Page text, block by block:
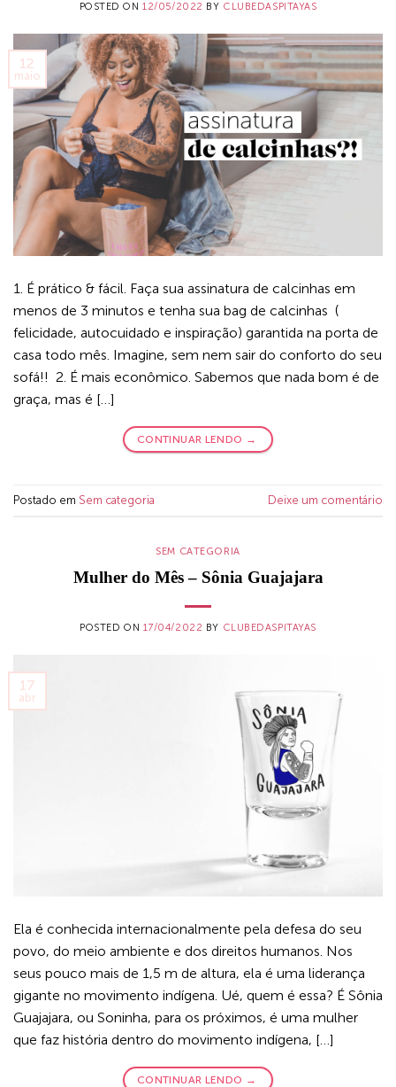
POSTED ON12/05/2022 BY CLUBEDASPITAYAS
12
maio
1. É prático & fácil. Faça sua assinatura de calcinhas em
menos de 3 minutos e tenha sua bag de calcinhas (
felicidade, autocuidado e inspiração) garantida na porta de
casa todo mês. Imagine, sem nem sair do conforto do seu
sofá!! 2. É mais econômico. Sabemos que nada bom é de
graça, mas é […]
CONTINUAR LENDO →
Postado em Sem categoria Deixe um comentário
SEM CATEGORIA
Mulher do Mês – Sônia Guajajara
POSTED ON 17/04/2022 BY CLUBEDASPITAYAS
17
abr
Ela é conhecida internacionalmente pela defesa do seu
povo, do meio ambiente e dos direitos humanos. Nos
seus pouco mais de 1,5 m de altura, ela é uma liderança
gigante no movimento indígena. Ué, quem é essa? É Sônia
Guajajara, ou Soninha, para os próximos, é uma mulher
que faz história dentro do movimento indígena, […]
CONTINUAR LENDO →